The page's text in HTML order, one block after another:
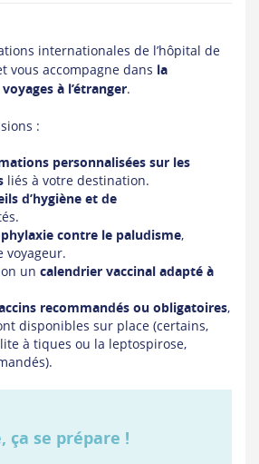
internationales de l’hôpital de
vous accompagne dans la
à l’étranger.
:
personnalisées sur les
liés à votre destination.
d’hygiène et de
contre le paludisme,
voyageur.
un calendrier vaccinal adapté à
recommandés ou obligatoires,
disponibles sur place (certains,
à tiques ou la leptospirose,
ça se prépare !